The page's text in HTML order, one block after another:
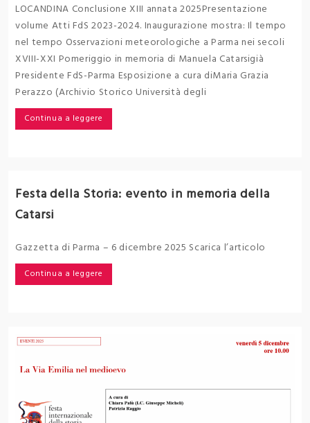
LOCANDINA Conclusione XIII annata 2025Presentazione
volume Atti FdS 2023-2024. Inaugurazione mostra: Il tempo
nel tempo Osservazioni meteorologiche a Parma nei secoli
XVIII-XXI Pomeriggio in memoria di Manuela Catarsigià
Presidente FdS-Parma Esposizione a cura diMaria Grazia
Perazzo (Archivio Storico Università degli
Continua a leggere
Festa della Storia: evento in memoria della
Catarsi
Gazzetta di Parma – 6 dicembre 2025 Scarica l’articolo
Continua a leggere